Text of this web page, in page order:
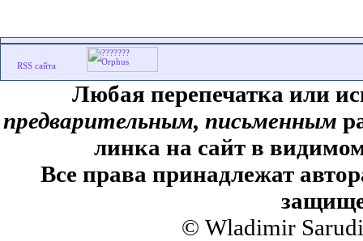
Любая перепечатка или
предварительным, письменным
линка на сайт в
Все права принадлежат
© Wladimir